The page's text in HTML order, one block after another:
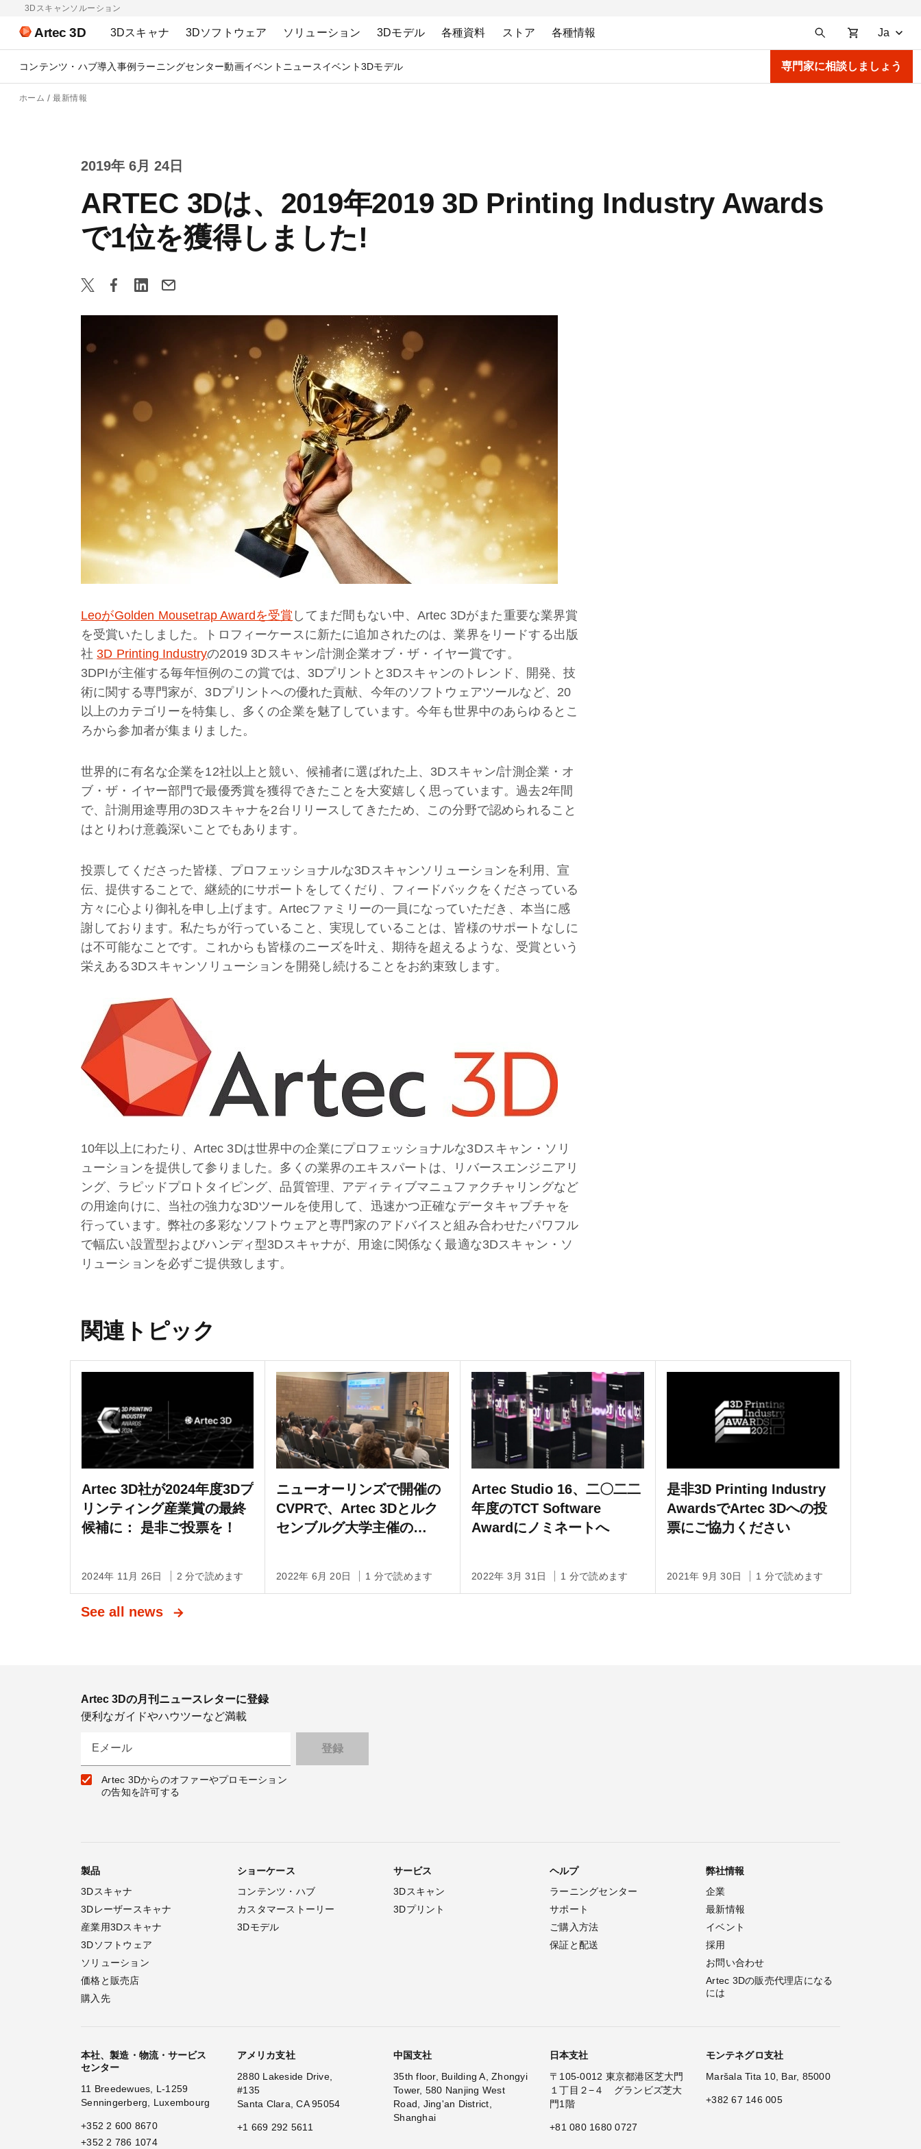
3Dスキャンソルーション
Artec 3D 3Dスキャナ 3Dソフトウェア ソリューション 3Dモデル 各種資料 ストア 各種情報 Ja
コンテンツ・ハブ導入事例 ラーニングセンター動画イベント ニュースイベント3Dモデル 専門家に相談しましょう
ホーム 最新情報
2019年 6月 24日
ARTEC 3Dは、2019年2019 3D Printing Industry Awards
で1位を獲得しました!
LeoがGolden Mousetrap Awardを受賞 してまだ間もない中、Artec 3Dがまた重要な業界賞
を受賞いたしました。トロフィーケースに新たに追加されたのは、業界をリードする出版
社3D Printing Industryの2019 3Dスキャン/計測企業オブ・ザ・イヤー賞です。
3DPIが主催する毎年恒例のこの賞では、3Dプリントと3Dスキャンのトレンド、開発、技
術に関する専門家が、3Dプリントへの優れた貢献、今年のソフトウェアツールなど、20
以上のカテゴリーを特集し、多くの企業を魅了しています。今年も世界中のあらゆるとこ
ろから参加者が集まりました。
世界的に有名な企業を12社以上と競い、候補者に選ばれた上、3Dスキャン/計測企業・オ
ブ・ザ・イヤー部門で最優秀賞を獲得できたことを大変嬉しく思っています。過去2年間
で、計測用途専用の3Dスキャナを2台リリースしてきたため、この分野で認められること
はとりわけ意義深いことでもあります。
投票してくださった皆様、プロフェッショナルな3Dスキャンソリューションを利用、宣
伝、提供することで、継続的にサポートをしてくだり、フィードバックをくださっている
方々に心より御礼を申し上げます。Artecファミリーの一員になっていただき、本当に感
謝しております。私たちが行っていること、実現していることは、皆様のサポートなしに
は不可能なことです。これからも皆様のニーズを叶え、期待を超えるような、受賞という
栄えある3Dスキャンソリューションを開発し続けることをお約束致します。
10年以上にわたり、Artec 3Dは世界中の企業にプロフェッショナルな3Dスキャン・ソリ
ューションを提供して参りました。多くの業界のエキスパートは、リバースエンジニアリ
ング、ラピッドプロトタイピング、品質管理、アディティブマニュファクチャリングなど
の用途向けに、当社の強力な3Dツールを使用して、迅速かつ正確なデータキャプチャを
行っています。弊社の多彩なソフトウェアと専門家のアドバイスと組み合わせたパワフル
で幅広い設置型およびハンディ型3Dスキャナが、用途に関係なく最適な3Dスキャン・ソ
リューションを必ずご提供致します。
関連トピック
Artec 3D社が2024年度3Dプ
リンティング産業賞の最終
候補に： 是非ご投票を！
2024年 11月 26日 2 分で読めます
ニューオーリンズで開催の
CVPRで、Artec 3Dとルク
センブルグ大学主催の
2022年 6月 20日 1 分で読めます
Artec Studio 16、二〇二二
年度のTCT Software
Awardにノミネートへ
2022年 3月 31日 1 分で読めます
是非3D Printing Industry
AwardsでArtec 3Dへの投
票にご協力ください
2021年 9月 30日 1 分で読めます
See all news
Artec 3Dの月刊ニュースレターに登録
便利なガイドやハウツーなど満載
Eメール
Artec 3Dからのオファーやプロモーション
の告知を許可する
製品
3Dスキャナ
3Dレーザースキャナ
産業用3Dスキャナ
3Dソフトウェア
ソリューション
価格と販売店
購入先
ショーケース
コンテンツ・ハブ
カスタマーストーリー
3Dモデル
サービス
3Dスキャン
3Dプリント
ヘルプ
ラーニングセンター
サポート
ご購入方法
保証と配送
弊社情報
企業
最新情報
イベント
採用
お問い合わせ
Artec 3Dの販売代理店になる
には
本社、製造・物流・サービス
センター
11 Breedewues, L-1259
Senningerberg, Luxembourg
+352 2 600 8670
+352 2 786 1074
アメリカ支社
2880 Lakeside Drive,
#135
Santa Clara, CA 95054
+1 669 292 5611
中国支社
35th floor, Building A, Zhongyi
Tower, 580 Nanjing West
Road, Jing'an District,
Shanghai
日本支社
〒105-0012 東京都港区芝大門
１丁目２−４ グランビズ芝大
門1階
+81 080 1680 0727
モンテネグロ支社
Maršala Tita 10, Bar, 85000
+382 67 146 005